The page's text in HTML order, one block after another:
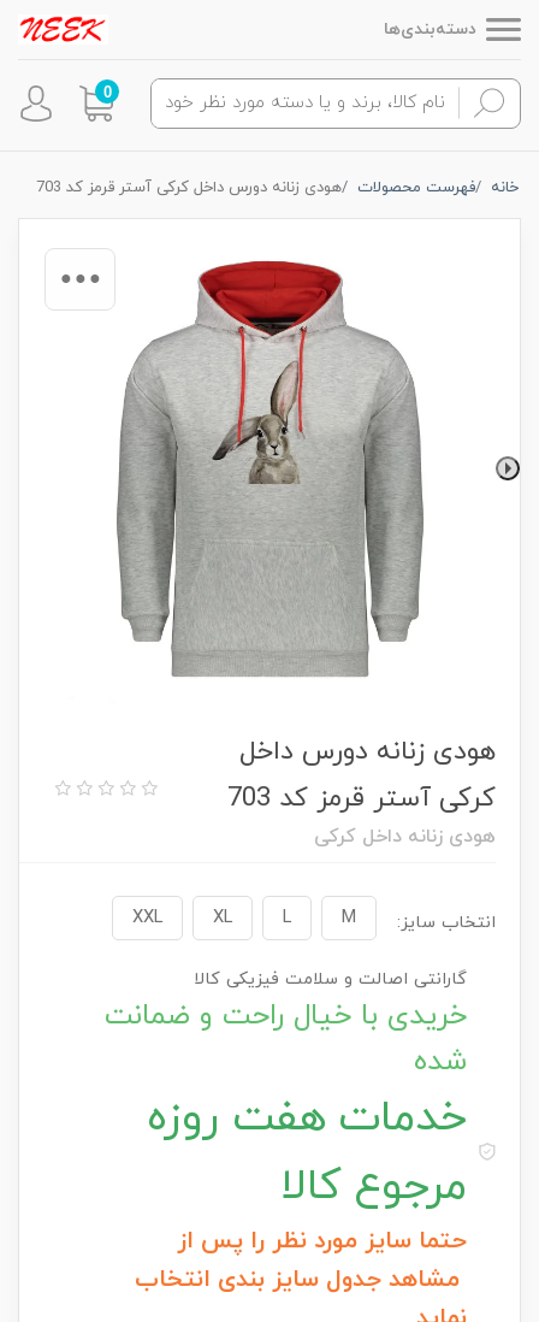
دسته‌بندی‌ها
0
خانه فهرست محصولات هودی زنانه دورس داخل کرکی آستر قرمز کد 703
هودی زنانه دورس داخل
کرکی آستر قرمز کد 703
هودی زنانه داخل کرکی
انتخاب سایز: M
L
XL
XXL
گارانتی اصالت و سلامت فیزیکی کالا
خریدی با خیال راحت و ضمانت
شده
خدمات هفت روزه
مرجوع کالا
حتما سایز مورد نظر را پس از
مشاهد جدول سایز بندی انتخاب